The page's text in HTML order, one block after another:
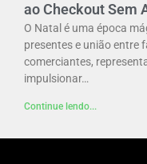
ao Checkout Sem
O Natal é uma época
presentes e união entre
comerciantes,
impulsionar…
Continue lendo...